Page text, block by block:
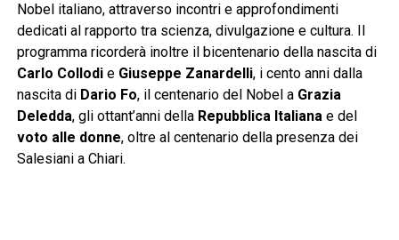
Nobel italiano, attraverso incontri e approfondimenti
dedicati al rapporto tra scienza, divulgazione e cultura. Il
programma ricorderà inoltre il bicentenario della nascita di
Carlo Collodie Giuseppe Zanardelli, i cento anni dalla
nascita di Dario Fo, il centenario del Nobel a Grazia
Deledda, gli ottant’anni della Repubblica Italianae del
voto alle donne, oltre al centenario della presenza dei
Salesiani a Chiari.